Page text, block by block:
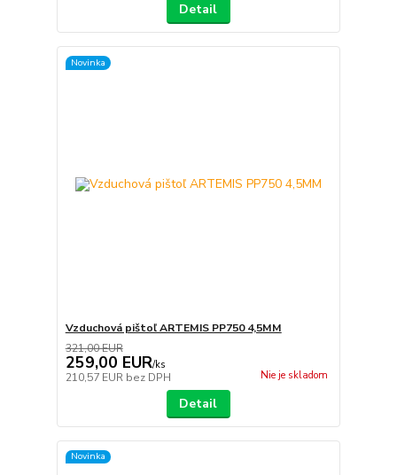
Detail
Novinka
Vzduchová pištoľ ARTEMIS PP750 4,5MM
321,00 EUR
259,00 EUR/ks
210,57 EUR bez DPH Nie je skladom
Detail
Novinka